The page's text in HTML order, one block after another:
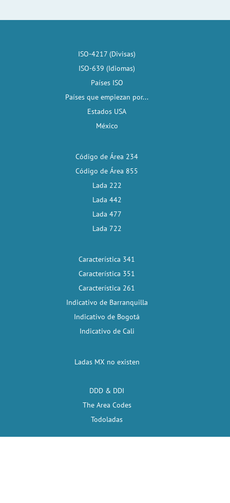
ISO-4217 (Divisas)
ISO-639 (Idiomas)
Países ISO
Países que empiezan por...
Estados USA
México
Código de Área 234
Código de Área 855
Lada 222
Lada 442
Lada 477
Lada 722
Característica 341
Característica 351
Característica 261
Indicativo de Barranquilla
Indicativo de Bogotá
Indicativo de Cali
Ladas MX no existen
DDD & DDI
The Area Codes
Todoladas